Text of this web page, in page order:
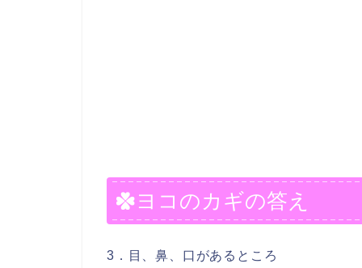
ヨコのカギの答え
3．目、鼻、口があるところ